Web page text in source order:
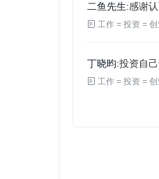
二鱼先生 感谢
 工作 = 投资 = 创
丁晓昀 投资自
 工作 = 投资 = 创